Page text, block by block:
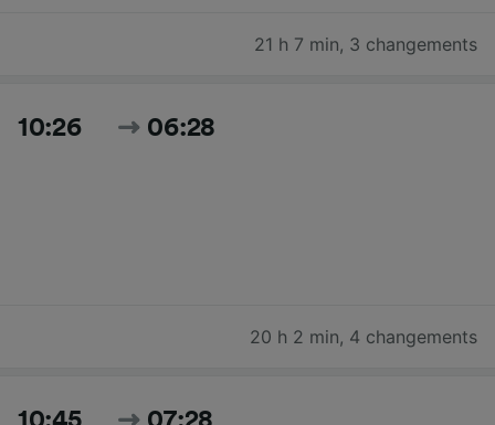
21 h 7 min, 3 changements
10:26 06:28
20 h 2 min, 4 changements